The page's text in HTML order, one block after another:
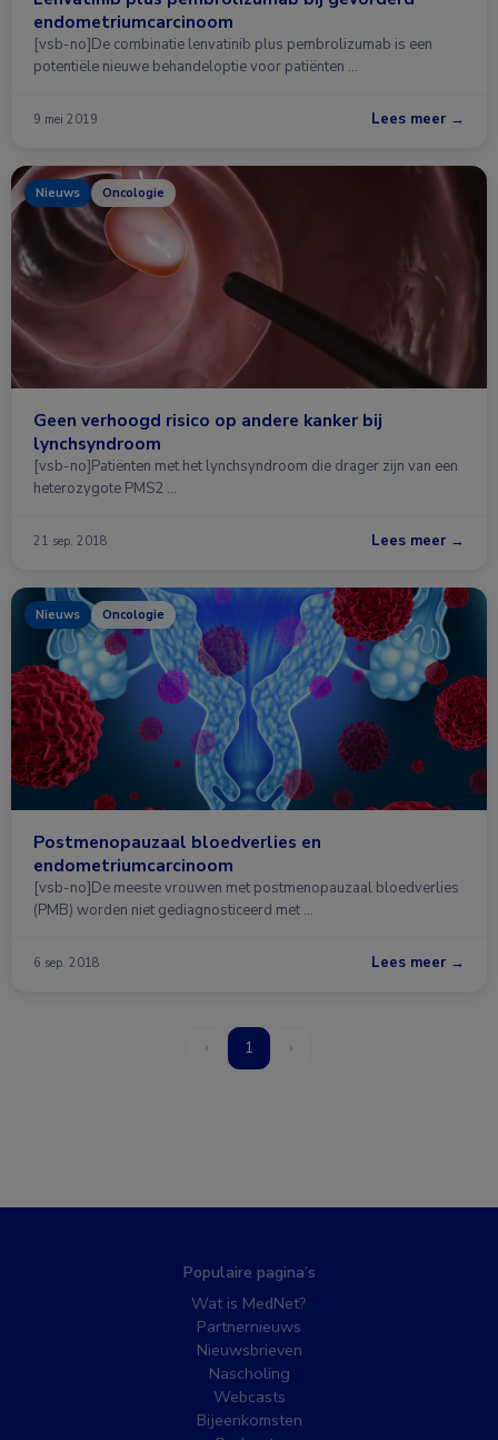
endometriumcarcinoom
[vsb-no]De combinatie lenvatinib plus pembrolizumab is een
potentiële nieuwe behandeloptie voor patiënten …
9 mei 2019 Lees meer →
Nieuws Oncologie
Geen verhoogd risico op andere kanker bij
lynchsyndroom
[vsb-no]Patiënten met het lynchsyndroom die drager zijn van een
heterozygote PMS2 …
21 sep. 2018 Lees meer →
Nieuws Oncologie
Postmenopauzaal bloedverlies en
endometriumcarcinoom
[vsb-no]De meeste vrouwen met postmenopauzaal bloedverlies
(PMB) worden niet gediagnosticeerd met …
6 sep. 2018 Lees meer →
‹ 1 ›
Populaire pagina’s
Wat is MedNet?
Partnernieuws
Nieuwsbrieven
Nascholing
Webcasts
Bijeenkomsten